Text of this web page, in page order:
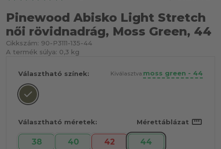
Pinewood Abisko Light Stretch
női rövidnadrág, Moss Green, 44
Cikkszám: 90-P3111-135-44
A termék súlya: 0,3 kg
Választható színek: Kiválasztva:moss green - 44
Választható méretek: Mérettáblázat straighten
38 40 42 44